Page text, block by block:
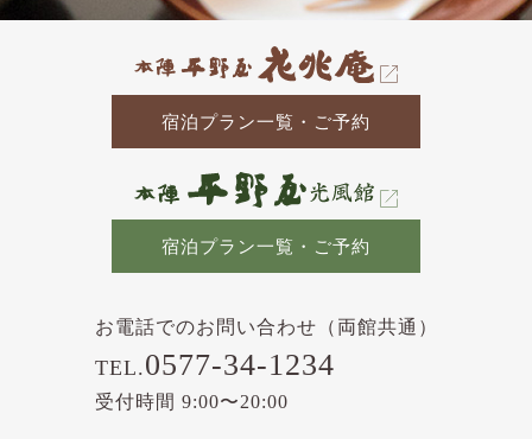
宿泊プラン一覧・ご予約
宿泊プラン一覧・ご予約
お電話でのお問い合わせ（両館共通）
TEL.0577-34-1234
受付時間 9:00〜20:00